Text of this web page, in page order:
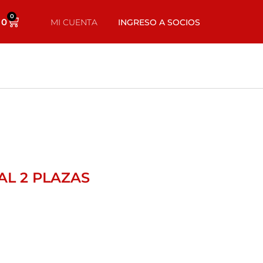
0
MI CUENTA INGRESO A SOCIOS
2 PLAZAS